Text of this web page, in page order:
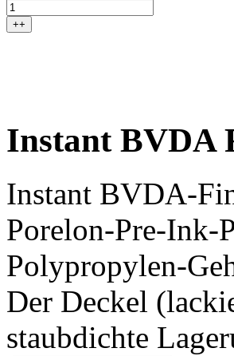
++
Instant BVDA
Instant BVDA-
Porelon-Pre-Ink-
Polypropylen-
Der Deckel
staubdichte